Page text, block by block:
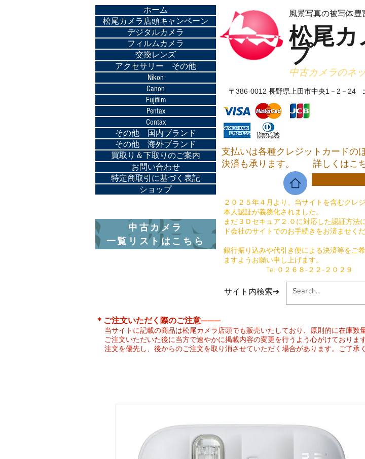
ホーム
松尾カメラ店頭キャンペーン
デジタルカメラ
フィルムカメラ
交換レンズ
アクセサリー その他
Nikon
Canon
Fujifilm
Pentax
Contax
その他 国内ブランド
その他 海外ブランド
買取り＆下取りのご案内
お問い合わせ
特定商取引に基づく表記
ショップ
中古カメラ
一覧リストはこちら
風景写真の被写体
松尾カ
プ
中古カメラのネ
〒386-0012 長野県上田市中央1－2－24
支払いは各種クレジットカードの
決済も承ります。 詳しくは
２０２５年４月より、当サイトを含むクレ
本人認証が義務化されました。
まだ３Ｄセキュア２.０に対応した認証方
ド会社のサイトでのお手続きをお済ませく
銀行振り込みや代引き便による決済等をご
ますようお願い申し上げます。
​ Tel ０２６８-２２-２０２９
​サイト内検索➔
​＊ご注文いただく際のご注意———
当サイトに記載の商品は松尾カメラ店頭でも販売いたしており、原則的に在庫数
ご注文いただいた後に当方で速やかに掲載内容の変更を行うよう心がけており
注文を優先し、後からのご注文を取り消させていただく場合があります。ご了承